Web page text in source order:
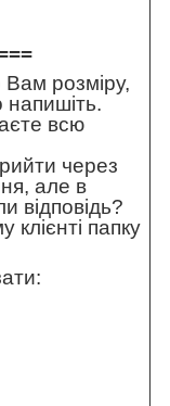
Вам розміру,
всю
через
але в
відповідь?
папку